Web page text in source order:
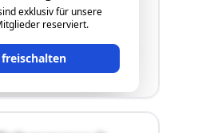
exklusiv für unsere
reserviert.
freischalten
Reihenhaus